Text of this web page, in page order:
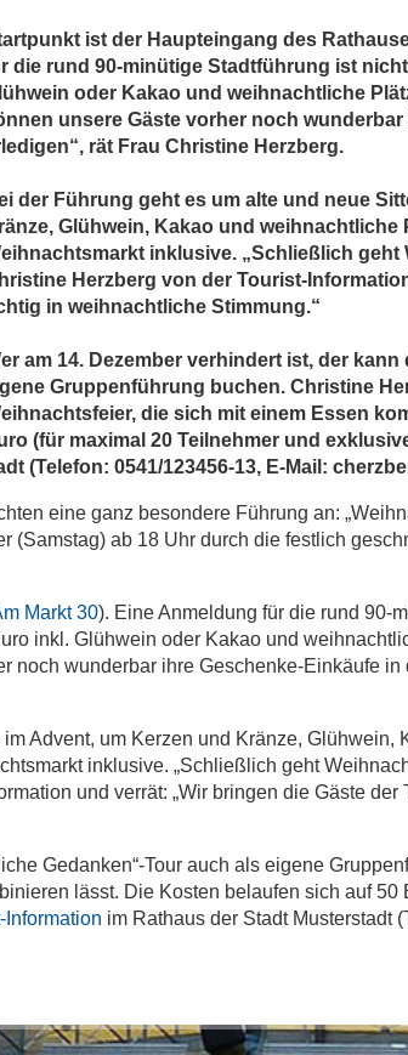
ist der Haupteingang des
die rund 90-minütige Stadtführung ist
oder Kakao und weihnachtliche
unsere Gäste vorher noch
rät Frau Christine Herzberg.
der Führung geht es um alte und neue
Glühwein, Kakao und
inklusive. „Schließlich
Herzberg von der Tourist-
in weihnachtliche Stimmung.“
am 14. Dezember verhindert ist, der
Gruppenführung buchen. Christine
die sich mit einem Essen
(für maximal 20 Teilnehmer und
(Telefon: 0541/123456-13, E-Mail:
eine ganz besondere Führung an:
(Samstag) ab 18 Uhr durch die festlich
Markt 30). Eine Anmeldung für die rund 90-
inkl. Glühwein oder Kakao und
noch wunderbar ihre Geschenke-Einkäufe in
Advent, um Kerzen und Kränze, Glühwein,
inklusive. „Schließlich geht
und verrät: „Wir bringen die Gäste der
Gedanken“-Tour auch als eigene
lässt. Die Kosten belaufen sich auf
Information im Rathaus der Stadt Musterstadt